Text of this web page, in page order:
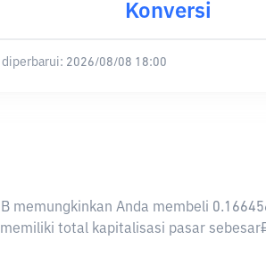
Konversi
diperbarui: 2026/08/08 18:00
memungkinkan Anda membeli
total kapitalisasi pasar